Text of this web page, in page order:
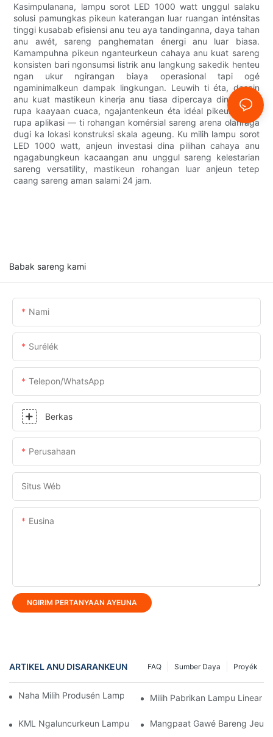
Kasimpulanana, lampu sorot LED 1000 watt unggul salaku
solusi pamungkas pikeun katerangan luar ruangan inténsitas
tinggi kusabab efisiensi anu teu aya tandinganna, daya tahan
anu awét, sareng panghematan énergi anu luar biasa.
Kamampuhna pikeun nganteurkeun cahaya anu kuat sareng
konsisten bari ngonsumsi listrik anu langkung sakedik henteu
ngan ukur ngirangan biaya operasional tapi ogé
ngaminimalkeun dampak lingkungan. Leuwih ti éta, desain
anu kuat mastikeun kinerja anu tiasa dipercaya dina rupa-
rupa kaayaan cuaca, ngajantenkeun éta idéal pikeun rupa-
rupa aplikasi — ti rohangan komérsial sareng arena olahraga
dugi ka lokasi konstruksi skala ageung. Ku milih lampu sorot
LED 1000 watt, anjeun investasi dina pilihan cahaya anu
ngagabungkeun kacaangan anu unggul sareng kelestarian
sareng versatility, mastikeun rohangan luar anjeun tetep
caang sareng aman salami 24 jam.
Babak sareng kami
Nami
Surélék
Telepon/whatsApp
Berkas
Perusahaan
Situs Wéb
Eusina
NGIRIM PERTANYAAN AYEUNA
ARTIKEL ANU DISARANKEUN Proyék
Sumber Daya
FAQ
Naha Milih Produsén Lampu LED Pikeun Solusi Khusus?
Milih Pabrikan Lampu Linear
KML Ngaluncurkeun Lampu Teluk Industri HB30, Ningkatkeun
Mangpaat Gawé Bareng